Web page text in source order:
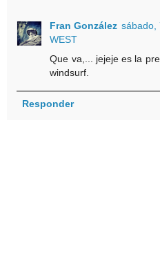
Fran González sábado,
WEST
Que va,... jejeje es la
windsurf.
Responder